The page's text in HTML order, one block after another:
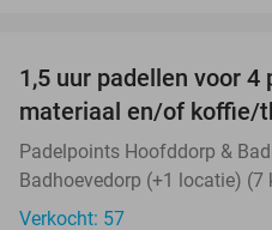
TODAY
1,5 uur padellen voor 4
materiaal en/of koffie/
Padelpoints Hoofddorp &
Badhoevedorp (+1 locatie) (7
Verkocht: 57